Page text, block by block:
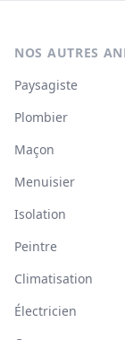
NOS AUTRES
Paysagiste
Plombier
Maçon
Menuisier
Isolation
Peintre
Climatisation
Électricien